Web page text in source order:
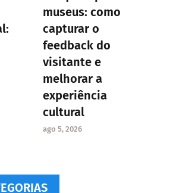
museus: como
capturar o
feedback do
visitante e
melhorar a
experiência
cultural
ago 5, 2026